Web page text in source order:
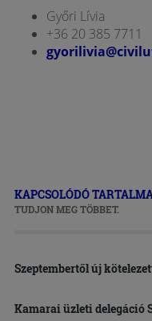
Győri Lívia
+36 20 385 7711
KAPCSOLÓDÓ
TUDJON MEG TÖBBET.
Szeptembertől új
Kamarai üzleti delegáció